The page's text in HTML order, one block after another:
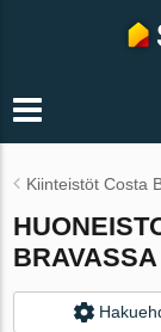
Kiinteistöt Costa
BRAVASSA